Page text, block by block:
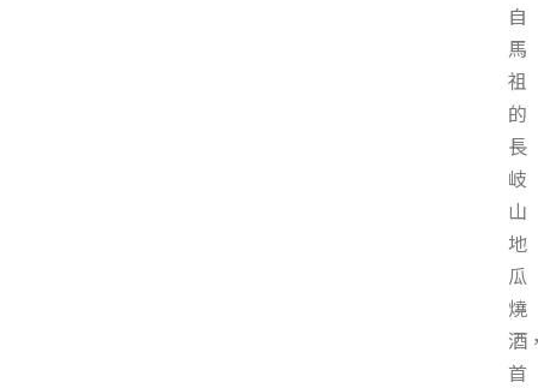
自
馬
祖
的
長
岐
山
地
瓜
燒
酒
首